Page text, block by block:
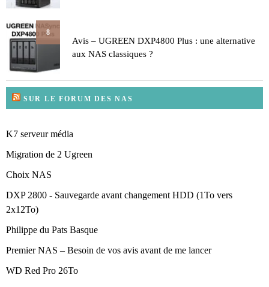
8
Avis – UGREEN DXP4800 Plus : une alternative
aux NAS classiques ?
SUR LE FORUM DES NAS
K7 serveur média
Migration de 2 Ugreen
Choix NAS
DXP 2800 - Sauvegarde avant changement HDD (1To vers
2x12To)
Philippe du Pats Basque
Premier NAS – Besoin de vos avis avant de me lancer
WD Red Pro 26To